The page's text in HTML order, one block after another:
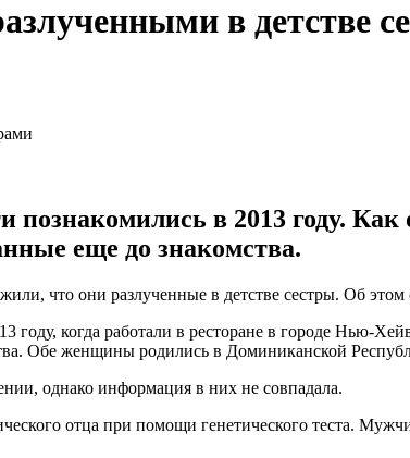
в детстве
в 2013 году. Как
еще до знакомства.
что они разлученные в детстве сестры. Об этом
когда работали в ресторане в городе Нью-
Обе женщины родились в Доминиканской
однако информация в них не совпадала.
отца при помощи генетического теста.